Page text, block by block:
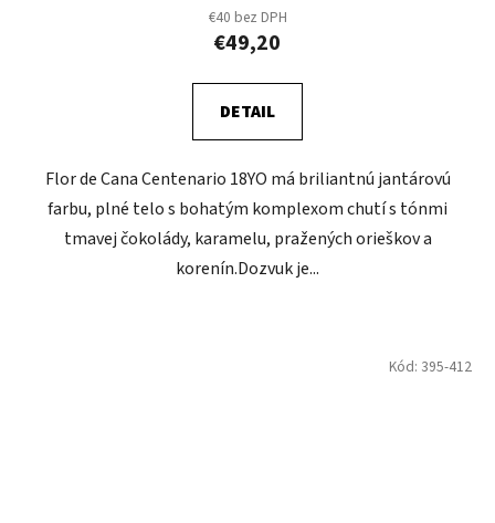
€40 bez DPH
€49,20
DETAIL
Flor de Cana Centenario 18YO má briliantnú jantárovú
farbu, plné telo s bohatým komplexom chutí s tónmi
tmavej čokolády, karamelu, pražených orieškov a
korenín.Dozvuk je...
Kód: 395-412